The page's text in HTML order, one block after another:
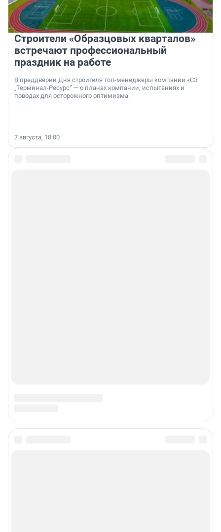
Строители «Образцовых кварталов»
встречают профессиональный
праздник на работе
В преддверии Дня строителя топ-менеджеры компании «СЗ
„Терминал-Ресурс“ — о планах компании, испытаниях и
поводах для осторожного оптимизма.
7 августа, 18:00